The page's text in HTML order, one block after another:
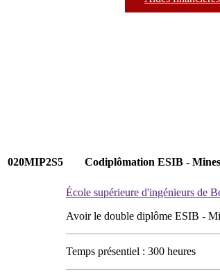
020MIP2S5 Codiplômation ESIB -
École supérieure d'ingénieurs de
Avoir le double diplôme ESIB -
Temps présentiel : 300 heures